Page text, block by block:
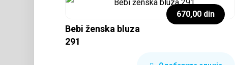
Bebi ženska bluza
291
670,00 din